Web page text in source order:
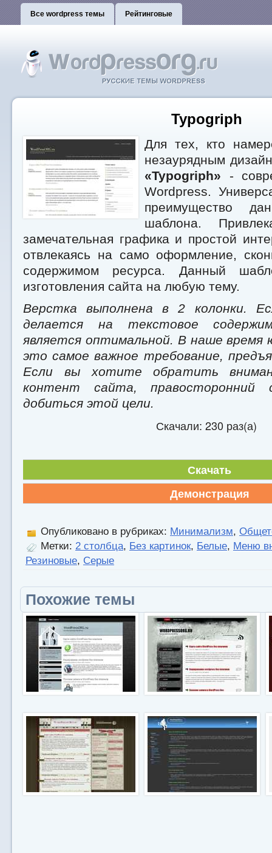
Все wordpress темы Рейтинговые
Typogriph
Для тех, кто
незаурядным
«Typogriph» -
Wordpress.
преимущество
шаблона.
замечательная графика и простой
отвлекаясь на само оформление,
содержимом ресурса. Данный
изготовления сайта на любую тему.
Верстка выполнена в 2 колонки.
делается на текстовое
является оптимальной. В наше время
это самое важное требование,
Если вы хотите обратить
контент сайта, правосторонний
добиться этой цели.
Скачали: 230 раз(а)
Скачать
Демонстрация
Опубликовано в рубриках: Минимализм,
Метки: 2 столбца, Без картинок, Белые, Меню
Резиновые, Серые
Похожие темы